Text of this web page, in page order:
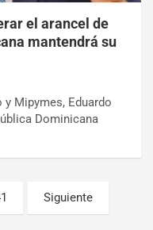
el arancel de
mantendrá su
Mipymes, Eduardo
Dominicana
Siguiente